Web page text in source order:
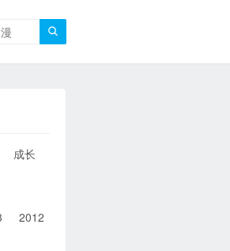

成长
2012